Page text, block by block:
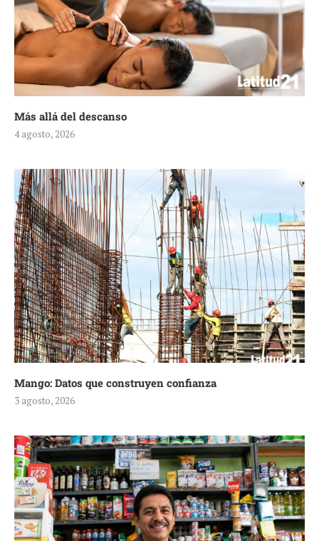
Más allá del descanso
4 agosto, 2026
Mango: Datos que construyen confianza
3 agosto, 2026